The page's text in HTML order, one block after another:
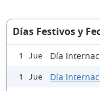
Días Festivos y
1 Jue Día
1 Jue Día